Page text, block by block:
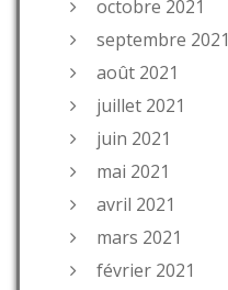
octobre 2021
septembre 2021
août 2021
juillet 2021
juin 2021
mai 2021
avril 2021
mars 2021
février 2021